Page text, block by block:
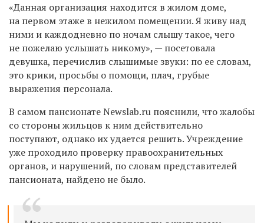
«Данная организация находится в жилом доме,
на первом этаже в нежилом помещении. Я живу над
ними и каждодневно по ночам слышу такое, чего
не пожелаю услышать никому», — посетовала
девушка, перечислив слышимые звуки: по ее словам,
это крики, просьбы о помощи, плач, грубые
выражения персонала.
В самом пансионате Newslab.ru пояснили, что жалобы
со стороны жильцов к ним действительно
поступают, однако их удается решить. Учреждение
уже проходило проверку правоохранительных
органов, и нарушений, по словам представителей
пансионата, найдено не было.